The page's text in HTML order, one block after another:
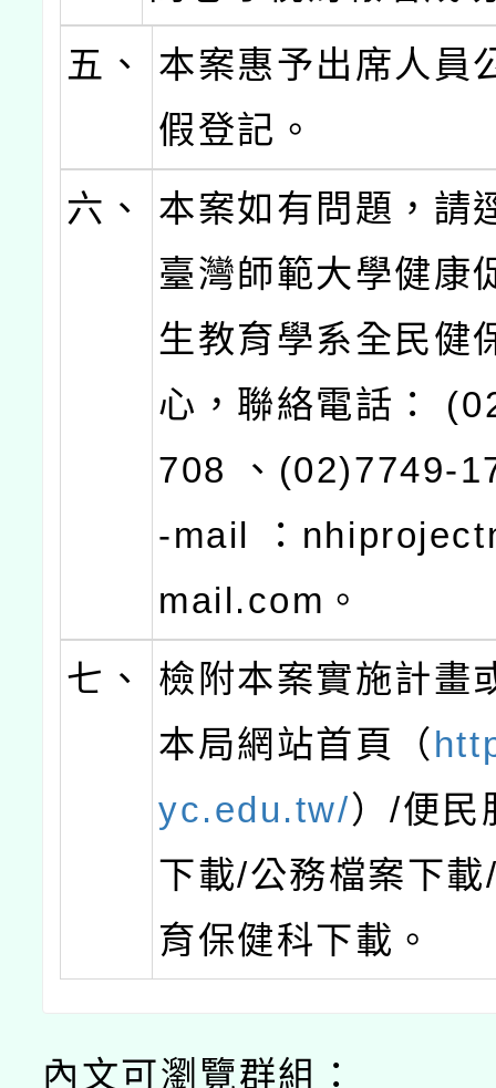
五、
本案惠予出席人員
假登記。
六、
本案如有問題，請
臺灣師範大學健康
生教育學系全民健
心，聯絡電話：
708 、(02)7749-
-mail ：
mail.com。
七、
檢附本案實施計畫
本局網站首頁（
yc.edu.tw/）/便民
下載/公務檔案下
育保健科下載。
內文可瀏覽群組：